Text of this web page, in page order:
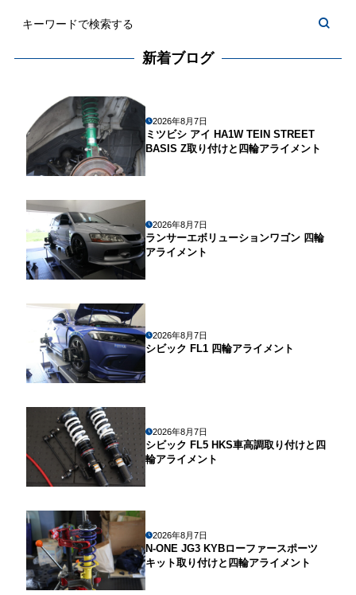
新着ブログ
2026年8月7日
ミツビシ アイ HA1W TEIN STREET
BASIS Z取り付けと四輪アライメント
2026年8月7日
ランサーエボリューションワゴン 四輪
アライメント
2026年8月7日
シビック FL1 四輪アライメント
2026年8月7日
シビック FL5 HKS車高調取り付けと四
輪アライメント
2026年8月7日
N-ONE JG3 KYBローファースポーツ
キット取り付けと四輪アライメント